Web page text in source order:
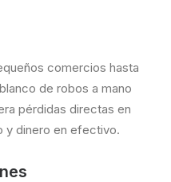
comercios hasta
de robos a mano
pérdidas directas en
y dinero en efectivo.